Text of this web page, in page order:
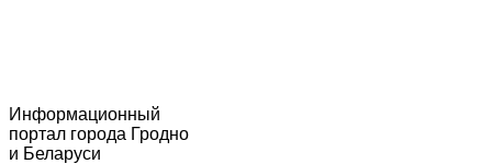
Информационный
портал города Гродно
и Беларуси